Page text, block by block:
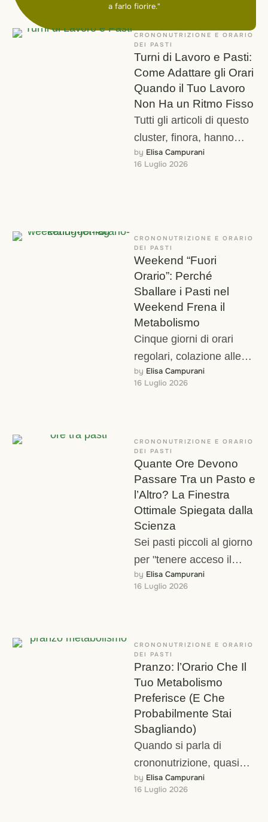
a farlo fiorire."
CRONONUTRIZIONE E ORARIO
DEI PASTI
Turni di Lavoro e Pasti:
Come Adattare gli Orari
Quando il Tuo Lavoro
Non Ha un Ritmo Fisso
Tutti gli articoli di questo
cluster, finora, hanno
dato per scontata una
cosa: che tu abbia un
by Elisa Campurani
16 Luglio 2026
CRONONUTRIZIONE E ORARIO
DEI PASTI
Weekend “Fuori
Orario”: Perché
Sballare i Pasti nel
Weekend Frena il
Metabolismo
Cinque giorni di orari
regolari, colazione alle
otto, pranzo all'una, cena
alle otto di sera. Poi
by Elisa Campurani
16 Luglio 2026
CRONONUTRIZIONE E ORARIO
DEI PASTI
Quante Ore Devono
Passare Tra un Pasto e
l’Altro? La Finestra
Ottimale Spiegata dalla
Scienza
Sei pasti piccoli al giorno
per "tenere acceso il
metabolismo", o tre pasti
grandi con pause lunghe
by Elisa Campurani
16 Luglio 2026
CRONONUTRIZIONE E ORARIO
DEI PASTI
Pranzo: l’Orario Che Il
Tuo Metabolismo
Preferisce (E Che
Probabilmente Stai
Sbagliando)
Quando si parla di
crononutrizione, quasi
tutta l'attenzione va a due
pasti: la colazione,
by Elisa Campurani
16 Luglio 2026